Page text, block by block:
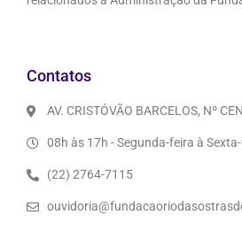
Contatos
AV. CRISTÓVÃO BARCELOS, Nº
08h às 17h - Segunda-feira à
(22) 2764-7115